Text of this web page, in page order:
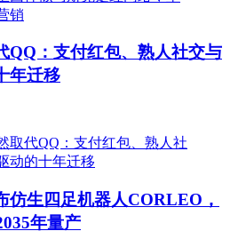
QQ：支付红包、熟人社交与
年迁移
仿生四足机器人CORLEO，
年量产